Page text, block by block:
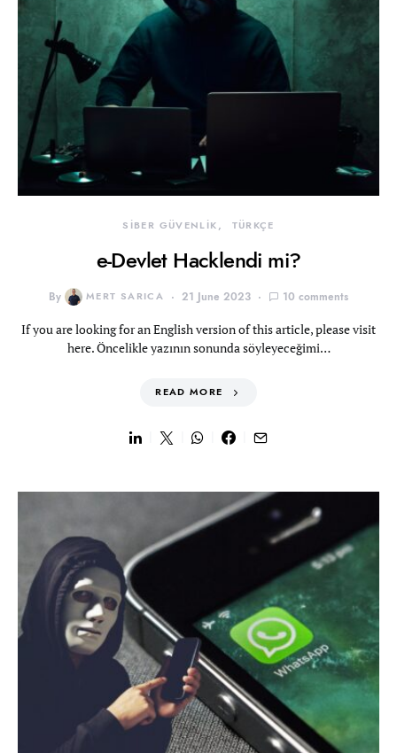
SİBER GÜVENLİK TÜRKÇE
e-Devlet Hacklendi mi?
By MERT SARICA 21 June 2023 10 comments
If you are looking for an English version of this article, please visit
here. Öncelikle yazının sonunda söyleyeceğimi…
READ MORE